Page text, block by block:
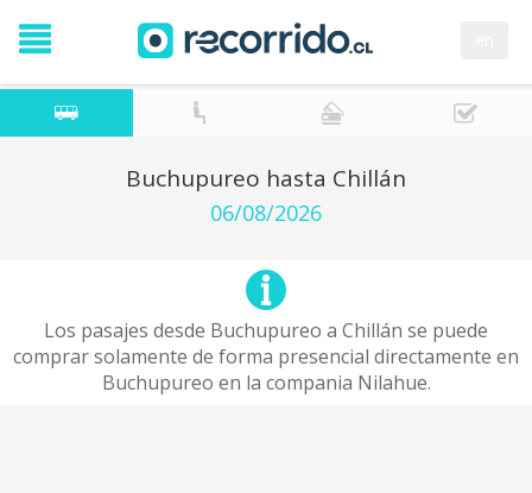
Buchupureo hasta Chillán
06/08/2026
Los pasajes desde Buchupureo a Chillán se puede
comprar solamente de forma presencial directamente en
Buchupureo en la compania Nilahue.